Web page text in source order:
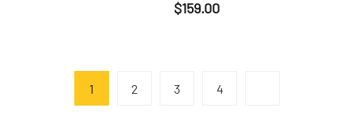
$159.00
1 2 3 4